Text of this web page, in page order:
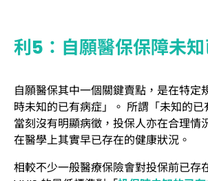
利5：自願醫保保障未
自願醫保其中一個關鍵賣點，是在特定
時未知的已有病症」。 所謂「未知的
當刻沒有明顯病徵，投保人亦在合理情
在醫學上其實早已存在的健康狀況。
相較不少一般醫療保險會對投保前已存